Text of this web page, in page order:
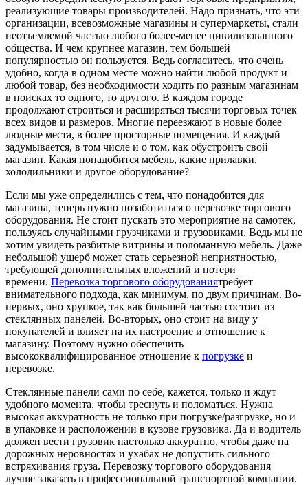
реализующие товары производителей. Надо признать, что эти
организации, всевозможные магазины и супермаркеты, стали
неотъемлемой частью любого более-менее цивилизованного
общества. И чем крупнее магазин, тем большей
популярностью он пользуется. Ведь согласитесь, что очень
удобно, когда в одном месте можно найти любой продукт и
любой товар, без необходимости ходить по разным магазинам
в поисках то одного, то другого. В каждом городе
продолжают строиться и расширяться тысячи торговых точек
всех видов и размеров. Многие переезжают в новые более
людные места, в более просторные помещения. И каждый
задумывается, в том числе и о том, как обустроить свой
магазин. Какая понадобится мебель, какие прилавки,
холодильники и другое оборудование?
Если мы уже определились с тем, что понадобится для
магазина, теперь нужно позаботиться о перевозке торгового
оборудования. Не стоит пускать это мероприятие на самотек,
пользуясь случайными грузчиками и грузовиками. Ведь мы не
хотим увидеть разбитые витрины и поломанную мебель. Даже
небольшой ущерб может стать серьезной неприятностью,
требующей дополнительных вложений и потери
времени. Перевозка торгового оборудованиятребует
внимательного подхода, как минимум, по двум причинам. Во-
первых, оно хрупкое, так как большей частью состоит из
стеклянных панелей. Во-вторых, оно стоит на виду у
покупателей и влияет на их настроение и отношение к
магазину. Поэтому нужно обеспечить
высококвалифицированное отношение к погрузке и
перевозке.
Стеклянные панели сами по себе, кажется, только и ждут
удобного момента, чтобы треснуть и поломаться. Нужна
высокая аккуратность не только при погрузке/разгрузке, но и
в упаковке и расположении в кузове грузовика. Да и водитель
должен вести грузовик настолько аккуратно, чтобы даже на
дорожных неровностях и ухабах не допустить сильного
встряхивания груза. Перевозку торгового оборудования
лучше заказать в профессиональной транспортной компании.